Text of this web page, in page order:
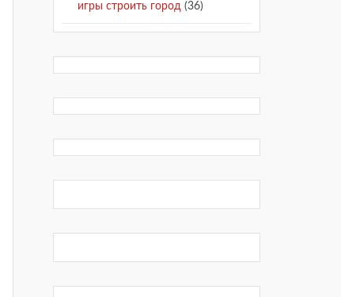
игры строить город(36)